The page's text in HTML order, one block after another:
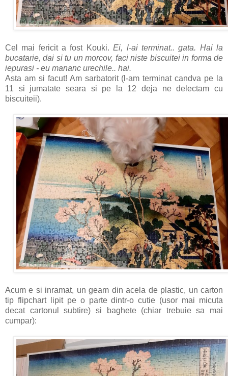
Cel mai fericit a fost Kouki.Ei, l-ai terminat.. gata. Hai la
bucatarie, dai si tu un morcov, faci niste biscuitei in forma de
iepurasi - eu mananc urechile.. hai.
Asta am si facut! Am sarbatorit (l-am terminat candva pe la
11 si jumatate seara si pe la 12 deja ne delectam cu
biscuiteii).
Acum e si inramat, un geam din acela de plastic, un carton
tip flipchart lipit pe o parte dintr-o cutie (usor mai micuta
decat cartonul subtire) si baghete (chiar trebuie sa mai
cumpar):